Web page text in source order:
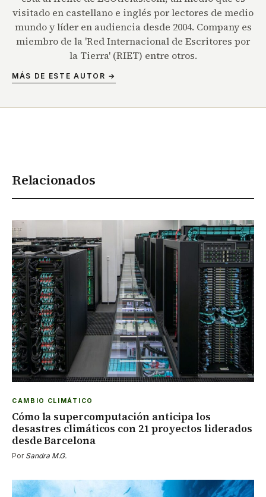
visitado en castellano e inglés por lectores de medio
mundo y líder en audiencia desde 2004. Company es
miembro de la 'Red Internacional de Escritores por
la Tierra' (RIET) entre otros.
MÁS DE ESTE AUTOR →
Relacionados
CAMBIO CLIMÁTICO
Cómo la supercomputación anticipa los
desastres climáticos con 21 proyectos liderados
desde Barcelona
Por Sandra M.G.